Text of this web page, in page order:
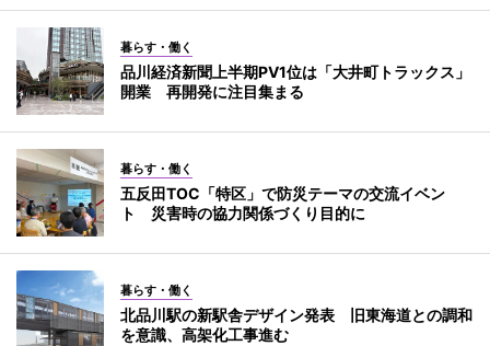
暮らす・働く
品川経済新聞上半期PV1位は「大井町トラックス」
開業 再開発に注目集まる
暮らす・働く
五反田TOC「特区」で防災テーマの交流イベン
ト 災害時の協力関係づくり目的に
暮らす・働く
北品川駅の新駅舎デザイン発表 旧東海道との調和
を意識、高架化工事進む